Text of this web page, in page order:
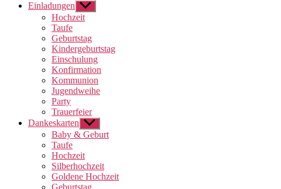
Einladungen Untermenü
anzeigen
Hochzeit
Taufe
Geburtstag
Kindergeburtstag
Einschulung
Konfirmation
Kommunion
Jugendweihe
Party
Trauerfeier
Dankeskarten Untermenü
anzeigen
Baby & Geburt
Taufe
Hochzeit
Silberhochzeit
Goldene Hochzeit
Geburtstag